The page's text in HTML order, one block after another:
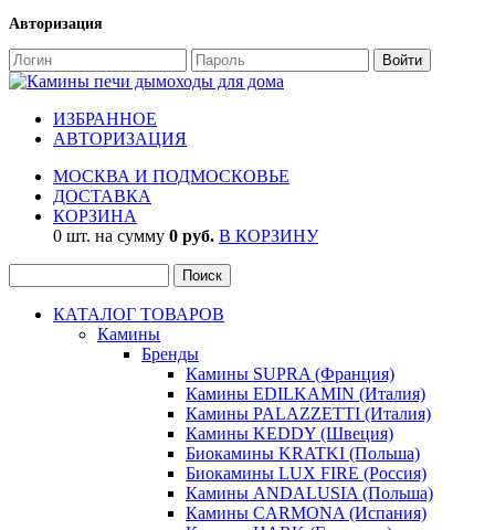
Авторизация
ИЗБРАННОЕ
АВТОРИЗАЦИЯ
МОСКВА И ПОДМОСКОВЬЕ
ДОСТАВКА
КОРЗИНА
0 шт. на сумму 0 руб. В КОРЗИНУ
КАТАЛОГ ТОВАРОВ
Камины
Бренды
Камины SUPRA (Франция)
Камины EDILKAMIN (Италия)
Камины PALAZZETTI (Италия)
Камины KEDDY (Швеция)
Биокамины KRATKI (Польша)
Биокамины LUX FIRE (Россия)
Камины ANDALUSIA (Польша)
Камины CARMONA (Испания)